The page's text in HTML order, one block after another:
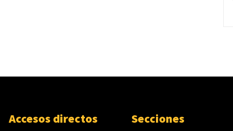
Accesos directos Secciones